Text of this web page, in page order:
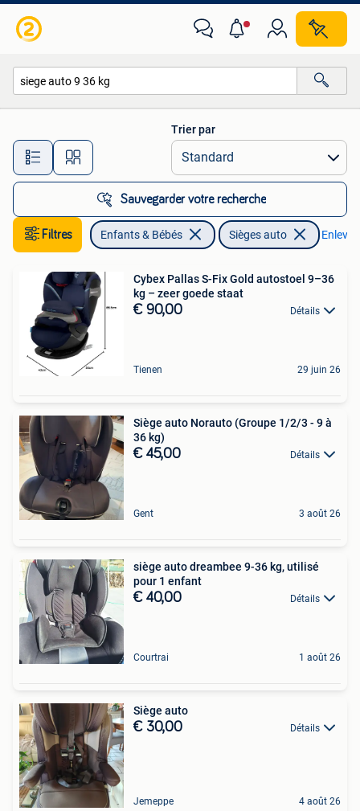
Toutes les distances…
Trier par
Sauvegarder votre recherche
Filtres Enfants & Bébés Sièges auto
Cybex Pallas S-Fix Gold autostoel 9–36
kg – zeer goede staat
€ 90,00 Détails
Tienen 29 juin 26
Siège auto Norauto (Groupe 1/2/3 - 9 à
36 kg)
€ 45,00 Détails
Gent 3 août 26
siège auto dreambee 9-36 kg, utilisé
pour 1 enfant
€ 40,00 Détails
Courtrai 1 août 26
Siège auto
€ 30,00 Détails
Jemeppe 4 août 26